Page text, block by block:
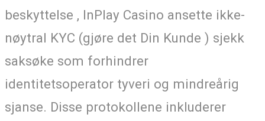
beskyttelse , InPlay Casino ansette ikke-
nøytral KYC (gjøre det Din Kunde ) sjekk
saksøke som forhindrer
identitetsoperator tyveri og mindreårig
sjanse. Disse protokollene inkluderer